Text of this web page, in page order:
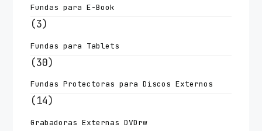
Fundas para E-Book
(3)
Fundas para Tablets
(30)
Fundas Protectoras para Discos Externos
(14)
Grabadoras Externas DVDrw